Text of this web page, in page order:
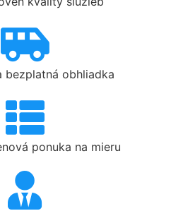
bezplatná obhliadka
ponuka na mieru